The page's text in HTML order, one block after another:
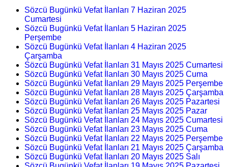
Sözcü Bugünkü Vefat İlanları 7 Haziran 2025
Cumartesi
Sözcü Bugünkü Vefat İlanları 5 Haziran 2025
Perşembe
Sözcü Bugünkü Vefat İlanları 4 Haziran 2025
Çarşamba
Sözcü Bugünkü Vefat İlanları 31 Mayıs 2025 Cumartesi
Sözcü Bugünkü Vefat İlanları 30 Mayıs 2025 Cuma
Sözcü Bugünkü Vefat İlanları 29 Mayıs 2025 Perşembe
Sözcü Bugünkü Vefat İlanları 28 Mayıs 2025 Çarşamba
Sözcü Bugünkü Vefat İlanları 26 Mayıs 2025 Pazartesi
Sözcü Bugünkü Vefat İlanları 25 Mayıs 2025 Pazar
Sözcü Bugünkü Vefat İlanları 24 Mayıs 2025 Cumartesi
Sözcü Bugünkü Vefat İlanları 23 Mayıs 2025 Cuma
Sözcü Bugünkü Vefat İlanları 22 Mayıs 2025 Perşembe
Sözcü Bugünkü Vefat İlanları 21 Mayıs 2025 Çarşamba
Sözcü Bugünkü Vefat İlanları 20 Mayıs 2025 Salı